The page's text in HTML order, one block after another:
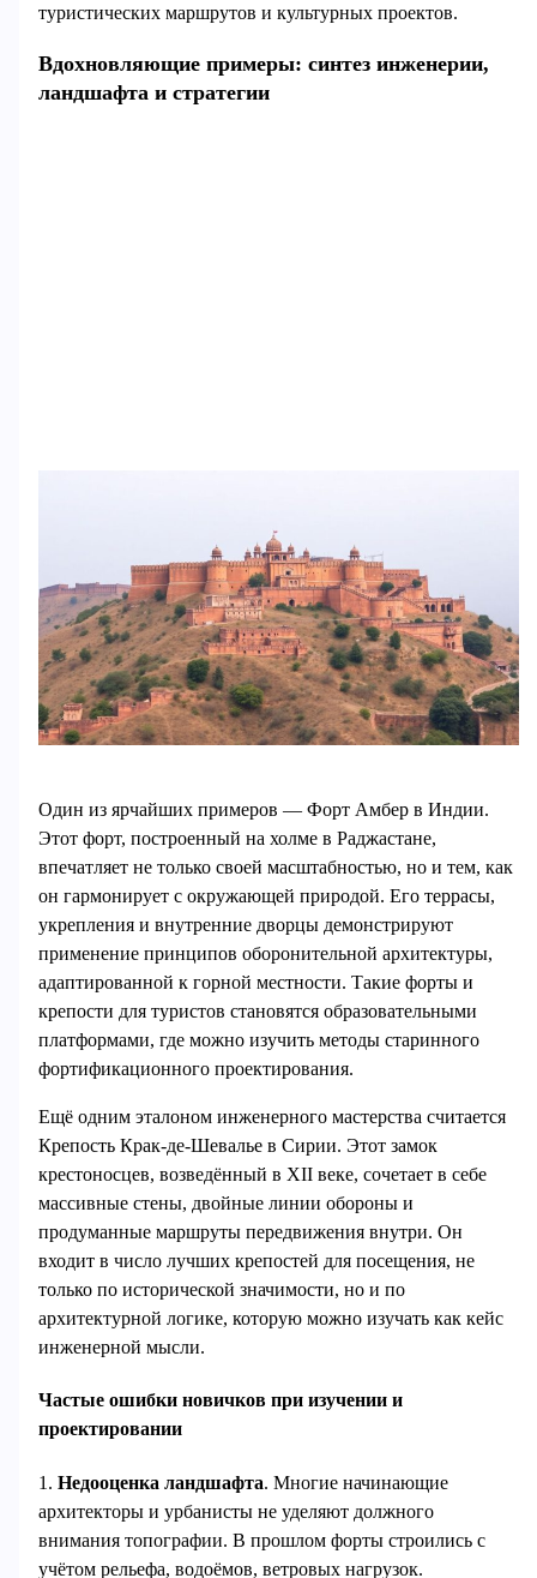
туристических маршрутов и культурных проектов.
Вдохновляющие примеры: синтез инженерии,
ландшафта и стратегии
Один из ярчайших примеров — Форт Амбер в Индии.
Этот форт, построенный на холме в Раджастане,
впечатляет не только своей масштабностью, но и тем, как
он гармонирует с окружающей природой. Его террасы,
укрепления и внутренние дворцы демонстрируют
применение принципов оборонительной архитектуры,
адаптированной к горной местности. Такие форты и
крепости для туристов становятся образовательными
платформами, где можно изучить методы старинного
фортификационного проектирования.
Ещё одним эталоном инженерного мастерства считается
Крепость Крак-де-Шевалье в Сирии. Этот замок
крестоносцев, возведённый в XII веке, сочетает в себе
массивные стены, двойные линии обороны и
продуманные маршруты передвижения внутри. Он
входит в число лучших крепостей для посещения, не
только по исторической значимости, но и по
архитектурной логике, которую можно изучать как кейс
инженерной мысли.
Частые ошибки новичков при изучении и
проектировании
1. Недооценка ландшафта. Многие начинающие
архитекторы и урбанисты не уделяют должного
внимания топографии. В прошлом форты строились с
учётом рельефа, водоёмов, ветровых нагрузок.